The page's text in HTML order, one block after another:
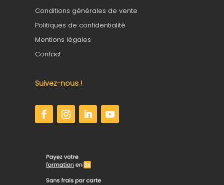
Conditions générales de vente
Politiques de confidentialité
Mentions légales
Contact
Suivez-nous !